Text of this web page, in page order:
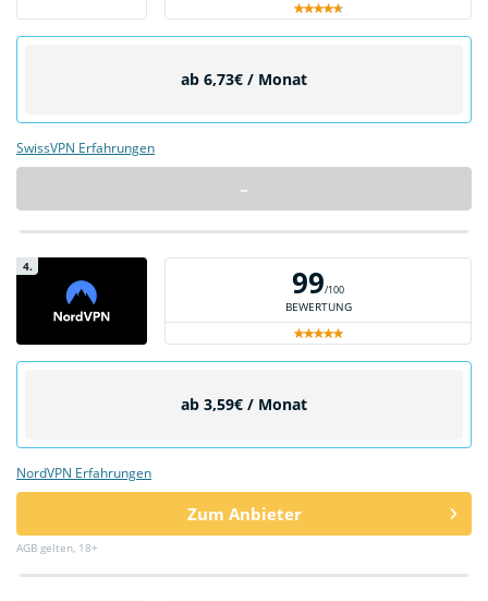
ab 6,73€ / Monat
SwissVPN Erfahrungen
–
4. 99/100
BEWERTUNG
ab 3,59€ / Monat
NordVPN Erfahrungen
Zum Anbieter
AGB gelten, 18+